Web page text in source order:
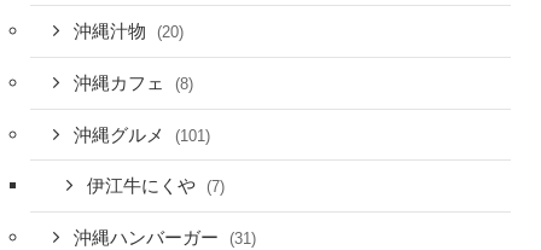
沖縄汁物 (20)
沖縄カフェ (8)
沖縄グルメ (101)
伊江牛にくや (7)
沖縄ハンバーガー (31)